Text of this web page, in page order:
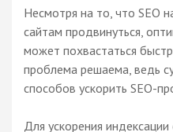
Несмотря на то, что SEO
сайтам продвинуться,
может похвастаться
проблема решаема, ведь
способов ускорить SEO-
Для ускорения